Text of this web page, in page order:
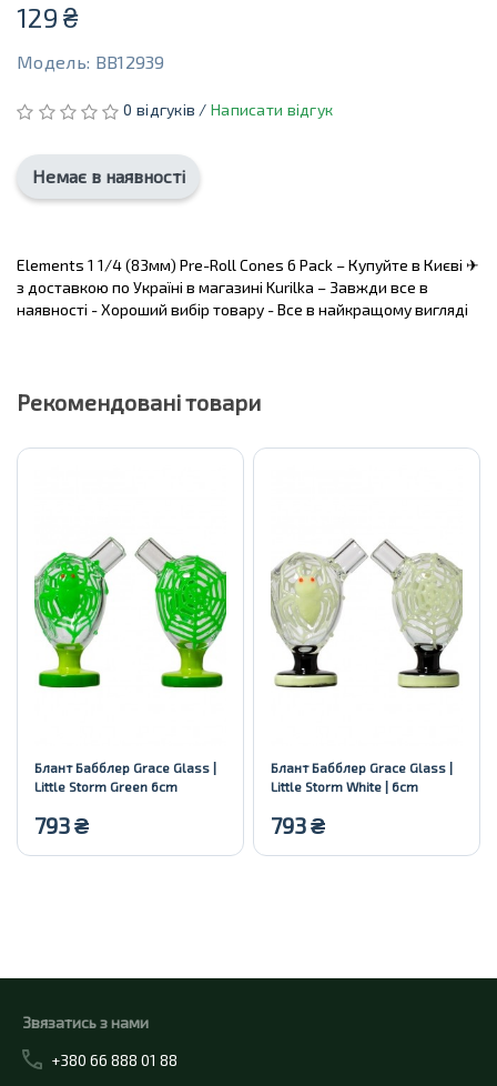
129 ₴
Модель: BB12939
0 відгуків /Написати відгук
Немає в наявності
Elements 1 1/4 (83мм) Pre-Roll Cones 6 Pack – Купуйте в Києві ✈
з доставкою по Україні в магазині Kurilka – Завжди все в
наявності - Хороший вибір товару - Все в найкращому вигляді
Рекомендовані товари
Блант Бабблер Grace Glass |
Little Storm Green 6cm
793₴
Блант Бабблер Grace Glass |
Little Storm White | 6cm
793₴
Звязатись з нами
+380 66 888 01 88